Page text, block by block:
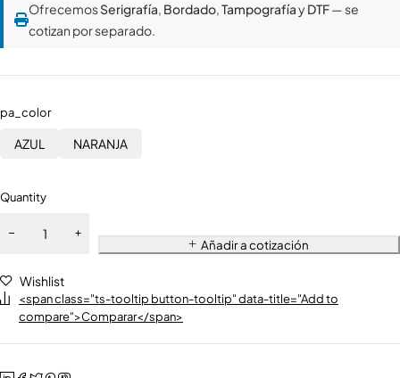
OfrecemosSerigrafía, Bordado,TampografíayDTF— se
cotizan por separado.
pa_color
AZUL NARANJA
Quantity
Añadir a cotización
Wishlist
<span class="ts-tooltip button-tooltip" data-title="Add to
compare">Comparar</span>